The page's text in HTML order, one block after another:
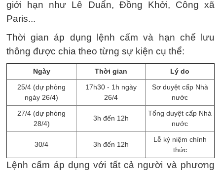
giới hạn như Lê Duẩn, Đồng Khởi, Công xã
Paris...
Thời gian áp dụng lệnh cấm và hạn chế lưu
thông được chia theo từng sự kiện cụ thể:
Ngày Thời gian
Lý do
25/4 (dự phòng
ngày 26/4)
17h30 - 1h ngày
26/4
Sơ duyệt cấp Nhà
nước
27/4 (dự phòng
28/4)
3h đến 12h
Tổng duyệt cấp Nhà
nước
30/4 3h đến 12h
Lễ kỷ niệm chính
thức
Lệnh cấm áp dụng với tất cả người và phương